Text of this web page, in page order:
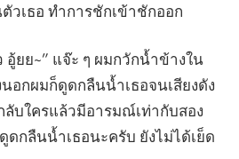
วเธอ ทำการชักเข้าชักออก
อู้ยย~” แจ๊ะ ๆ ผมกวักน้ำข้างใน
อกผมก็ดูดกลืนน้ำเธอจนเสียงดัง
ลับใครแล้วมีอารมณ์เท่ากับสอง
กลืนน้ำเธอนะครับ ยังไม่ได้เย็ด